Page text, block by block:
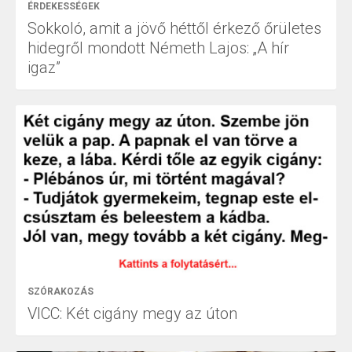
ÉRDEKESSÉGEK
Sokkoló, amit a jövő héttől érkező őrületes
hidegről mondott Németh Lajos: „A hír
igaz”
SZÓRAKOZÁS
VICC: Két cigány megy az úton